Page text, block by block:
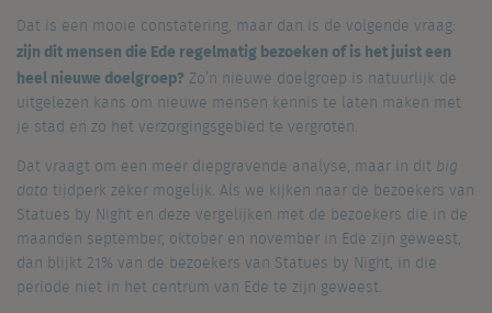
Dat is een mooie constatering, maar dan is de volgende vraag:
zijn dit mensen die Ede regelmatig bezoeken of is het juist een
heel nieuwe doelgroep?Zo’n nieuwe doelgroep is natuurlijk de
uitgelezen kans om nieuwe mensen kennis te laten maken met
je stad en zo het verzorgingsgebied te vergroten.
Dat vraagt om een meer diepgravende analyse, maar in dit big
data tijdperk zeker mogelijk. Als we kijken naar de bezoekers van
Statues by Night en deze vergelijken met de bezoekers die in de
maanden september, oktober en november in Ede zijn geweest,
dan blijkt 21% van de bezoekers van Statues by Night, in die
periode niet in het centrum van Ede te zijn geweest.